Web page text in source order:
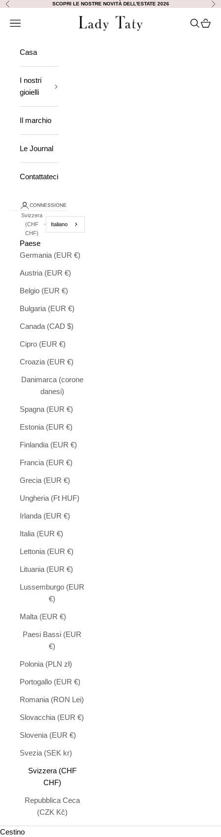
Vai al contenuto
Precedente SCOPRI LE NOSTRE NOVITÀ DELL'ESTATE 2026
Lady Taty
Aprire la navigazione Ricerca
Casa
I nostri
gioielli
Il marchio
Le Journal
Contattateci
CONNESSIONE
Svizzera
(CHF
CHF)
Italiano
Paese
Germania (EUR €)
Austria (EUR €)
Belgio (EUR €)
Bulgaria (EUR €)
Canada (CAD $)
Cipro (EUR €)
Croazia (EUR €)
Danimarca (corone
danesi)
Spagna (EUR €)
Estonia (EUR €)
Finlandia (EUR €)
Francia (EUR €)
Grecia (EUR €)
Ungheria (Ft HUF)
Irlanda (EUR €)
Italia (EUR €)
Lettonia (EUR €)
Lituania (EUR €)
Lussemburgo (EUR
€)
Malta (EUR €)
Paesi Bassi (EUR
€)
Polonia (PLN zł)
Portogallo (EUR €)
Romania (RON Lei)
Slovacchia (EUR €)
Slovenia (EUR €)
Svezia (SEK kr)
Svizzera (CHF
CHF)
Repubblica Ceca
(CZK Kč)
Cestino